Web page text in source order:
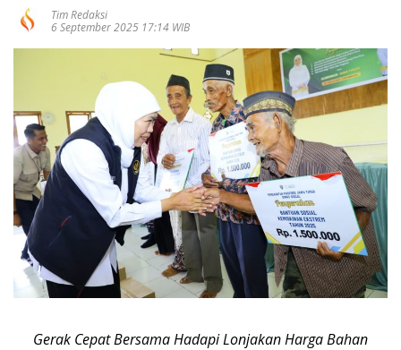
Tim Redaksi
6 September 2025 17:14 WIB
Gerak Cepat Bersama Hadapi Lonjakan Harga Bahan